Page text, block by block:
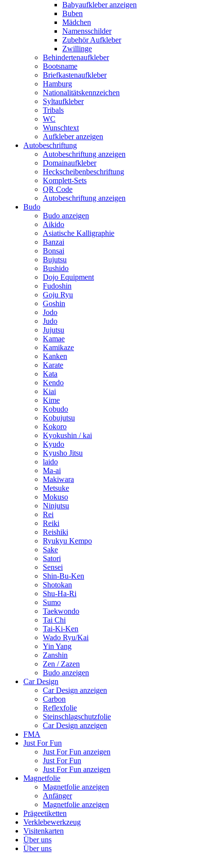
Babyaufkleber anzeigen
Buben
Mädchen
Namensschilder
Zubehör Aufkleber
Zwillinge
Behindertenaufkleber
Bootsname
Briefkastenaufkleber
Hamburg
Nationalitätskennzeichen
Syltaufkleber
Tribals
WC
Wunschtext
Aufkleber anzeigen
Autobeschriftung
Autobeschriftung anzeigen
Domainaufkleber
Heckscheibenbeschriftung
Komplett-Sets
QR Code
Autobeschriftung anzeigen
Budo
Budo anzeigen
Aikido
Asiatische Kalligraphie
Banzai
Bonsai
Bujutsu
Bushido
Dojo Equipment
Fudoshin
Goju Ryu
Goshin
Jodo
Judo
Jujutsu
Kamae
Kamikaze
Kanken
Karate
Kata
Kendo
Kiai
Kime
Kobudo
Kobujutsu
Kokoro
Kyokushin / kai
Kyudo
Kyusho Jitsu
laido
Ma-ai
Makiwara
Metsuke
Mokuso
Ninjutsu
Rei
Reiki
Reishiki
Ryukyu Kempo
Sake
Satori
Sensei
Shin-Bu-Ken
Shotokan
Shu-Ha-Ri
Sumo
Taekwondo
Tai Chi
Tai-Ki-Ken
Wado Ryu/Kai
Yin Yang
Zanshin
Zen / Zazen
Budo anzeigen
Car Design
Car Design anzeigen
Carbon
Reflexfolie
Steinschlagschutzfolie
Car Design anzeigen
FMA
Just For Fun
Just For Fun anzeigen
Just For Fun
Just For Fun anzeigen
Magnetfolie
Magnetfolie anzeigen
Anfänger
Magnetfolie anzeigen
Prägeetiketten
Verklebewerkzeug
Visitenkarten
Über uns
Über uns